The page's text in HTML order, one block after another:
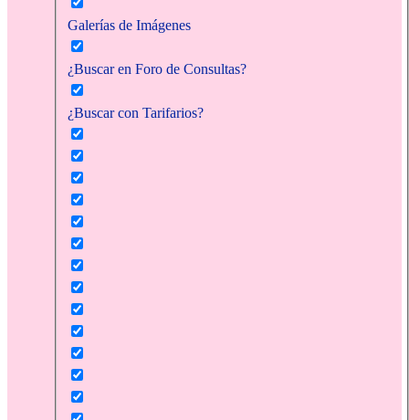
Galerías de Imágenes
¿Buscar en Foro de Consultas?
¿Buscar con Tarifarios?